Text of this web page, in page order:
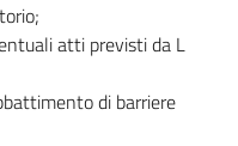
atti previsti da L
di barriere